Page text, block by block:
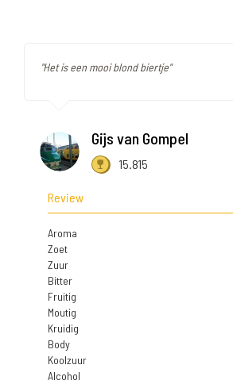
"Het is een mooi blond biertje"
Gijs van Gompel
15.815
Review
Aroma
Zoet
Zuur
Bitter
Fruitig
Moutig
Kruidig
Body
Koolzuur
Alcohol